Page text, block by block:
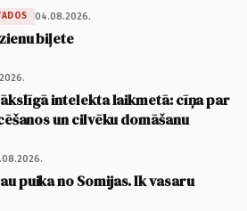
04.08.2026.
biļete
intelekta laikmetā: cīņa par
un cilvēku domāšanu
puika no Somijas. Ik vasaru